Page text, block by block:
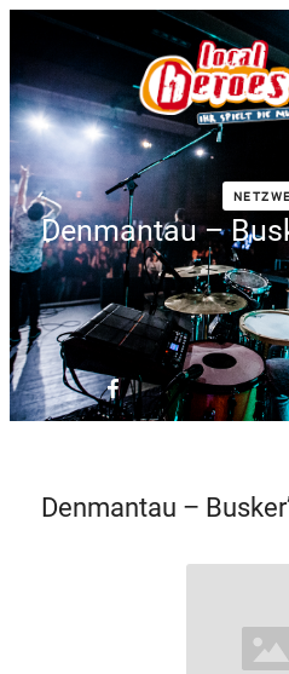
Denmantau –
Denmantau –